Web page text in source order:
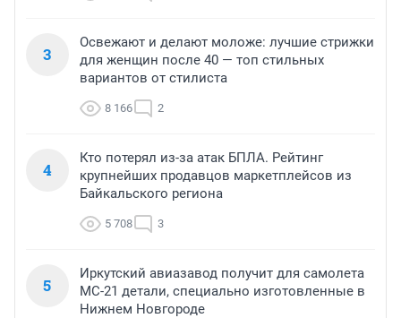
3
Освежают и делают моложе: лучшие стрижки
для женщин после 40 — топ стильных
вариантов от стилиста
8 166 2
4
Кто потерял из-за атак БПЛА. Рейтинг
крупнейших продавцов маркетплейсов из
Байкальского региона
5 708 3
5
Иркутский авиазавод получит для самолета
МС-21 детали, специально изготовленные в
Нижнем Новгороде